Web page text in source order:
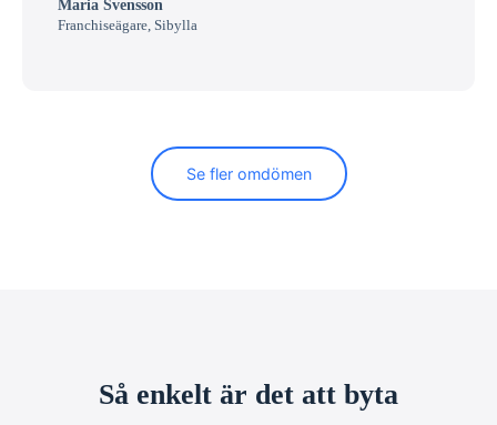
Maria Svensson
Franchiseägare, Sibylla
Se fler omdömen
Så enkelt är det att byta